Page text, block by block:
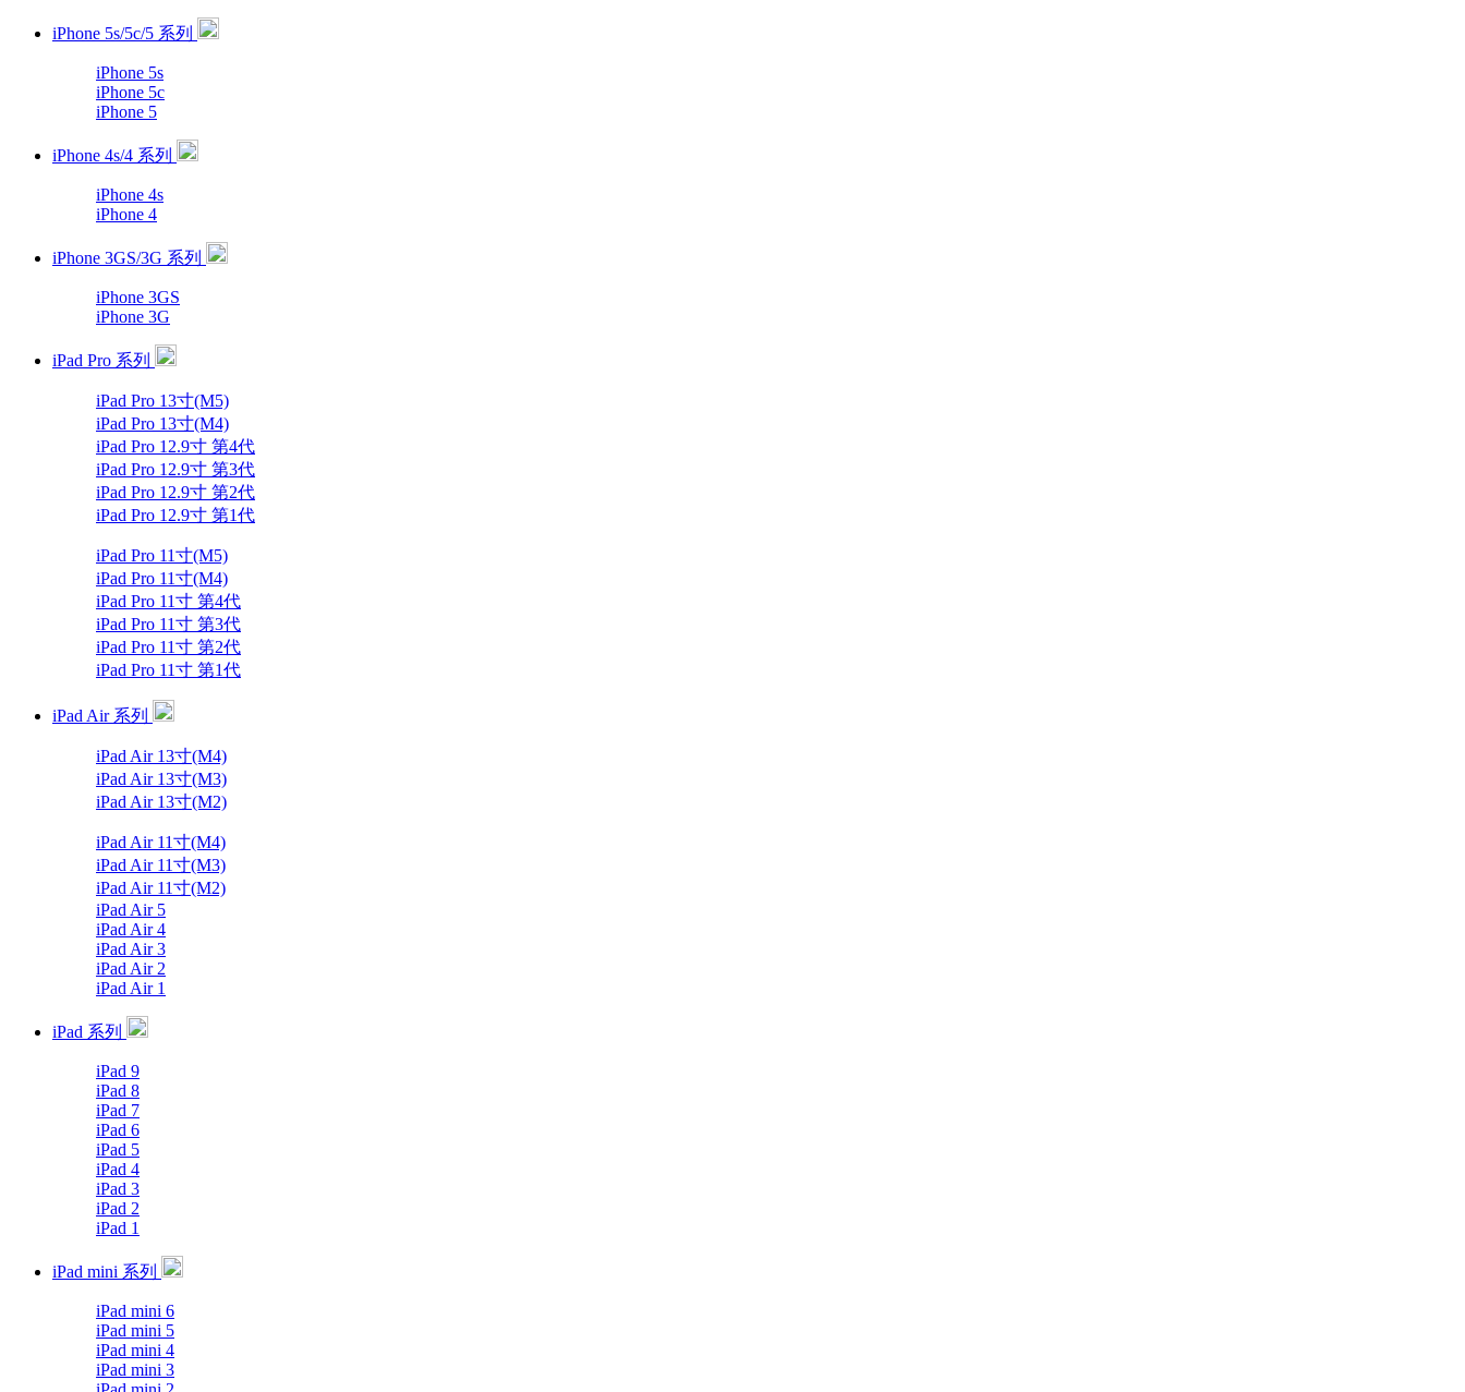
iPhone 5s/5c/5 系列
iPhone 5s
iPhone 5c
iPhone 5
iPhone 4s/4 系列
iPhone 4s
iPhone 4
iPhone 3GS/3G 系列
iPhone 3GS
iPhone 3G
iPad Pro 系列
iPad Pro 13寸(M5)
iPad Pro 13寸(M4)
iPad Pro 12.9寸 第4代
iPad Pro 12.9寸 第3代
iPad Pro 12.9寸 第2代
iPad Pro 12.9寸 第1代
iPad Pro 11寸(M5)
iPad Pro 11寸(M4)
iPad Pro 11寸 第4代
iPad Pro 11寸 第3代
iPad Pro 11寸 第2代
iPad Pro 11寸 第1代
iPad Air 系列
iPad Air 13寸(M4)
iPad Air 13寸(M3)
iPad Air 13寸(M2)
iPad Air 11寸(M4)
iPad Air 11寸(M3)
iPad Air 11寸(M2)
iPad Air 5
iPad Air 4
iPad Air 3
iPad Air 2
iPad Air 1
iPad 系列
iPad 9
iPad 8
iPad 7
iPad 6
iPad 5
iPad 4
iPad 3
iPad 2
iPad 1
iPad mini 系列
iPad mini 6
iPad mini 5
iPad mini 4
iPad mini 3